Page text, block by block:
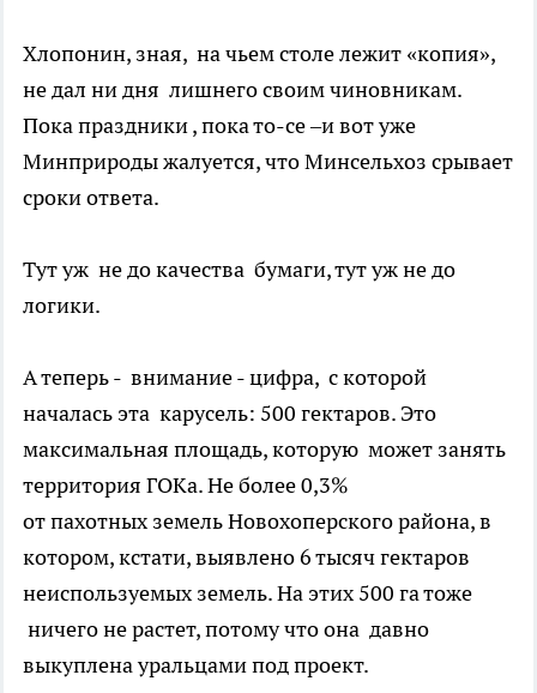
Хлопонин, зная, на чьем столе лежит «копия»,
не дал ни дня лишнего своим чиновникам.
Пока праздники , пока то-се –и вот уже
Минприроды жалуется, что Минсельхоз срывает
сроки ответа.
Тут уж не до качества бумаги, тут уж не до
логики.
А теперь - внимание - цифра, с которой
началась эта карусель: 500 гектаров. Это
максимальная площадь, которую может занять
территория ГОКа. Не более 0,3%
от пахотных земель Новохоперского района, в
котором, кстати, выявлено 6 тысяч гектаров
неиспользуемых земель. На этих 500 га тоже
ничего не растет, потому что она давно
выкуплена уральцами под проект.